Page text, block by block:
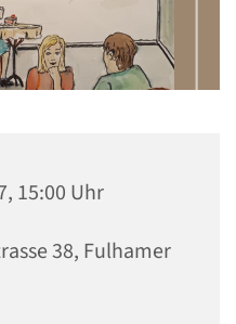
15:00 Uhr
38, Fulhamer